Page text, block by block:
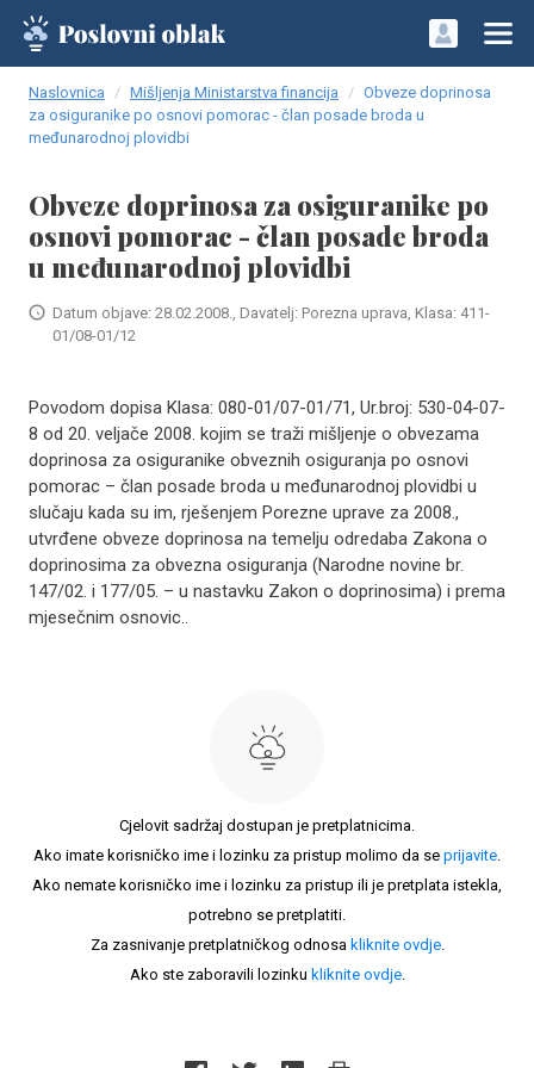
Naslovnica Mišljenja Ministarstva financija
Obveze doprinosa
za osiguranike po osnovi pomorac - član posade broda u
međunarodnoj plovidbi
Obveze doprinosa za osiguranike po
osnovi pomorac - član posade broda
u međunarodnoj plovidbi
Datum objave: 28.02.2008., Davatelj: Porezna uprava, Klasa: 411-
01/08-01/12
Povodom dopisa Klasa: 080-01/07-01/71, Ur.broj: 530-04-07-
8 od 20. veljače 2008. kojim se traži mišljenje o obvezama
doprinosa za osiguranike obveznih osiguranja po osnovi
pomorac – član posade broda u međunarodnoj plovidbi u
slučaju kada su im, rješenjem Porezne uprave za 2008.,
utvrđene obveze doprinosa na temelju odredaba Zakona o
doprinosima za obvezna osiguranja (Narodne novine br.
147/02. i 177/05. – u nastavku Zakon o doprinosima) i prema
mjesečnim osnovic..
Cjelovit sadržaj dostupan je pretplatnicima.
Ako imate korisničko ime i lozinku za pristup molimo da se prijavite.
Ako nemate korisničko ime i lozinku za pristup ili je pretplata istekla,
potrebno se pretplatiti.
Za zasnivanje pretplatničkog odnosa kliknite ovdje.
Ako ste zaboravili lozinku kliknite ovdje.